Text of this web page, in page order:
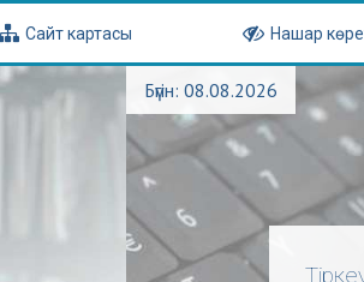
Сайт картасы Нашар
Бүгін: 08.08.2026